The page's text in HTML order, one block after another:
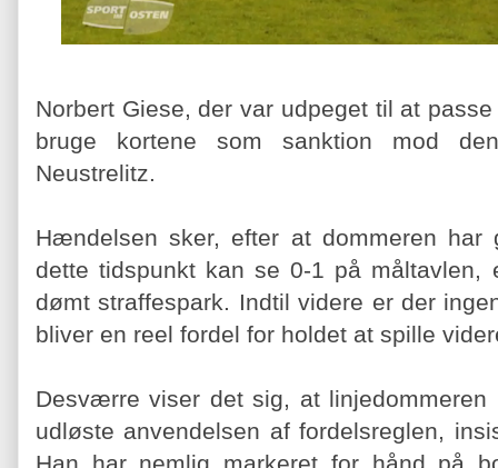
Norbert Giese, der var udpeget til at
bruge kortene som sanktion mod
Neustrelitz.
Hændelsen sker, efter at dommeren har
dette tidspunkt kan se 0-1 på måltavlen,
dømt straffespark. Indtil videre er der
bliver en reel fordel for holdet at spille
Desværre viser det sig, at
udløste anvendelsen af fordelsreglen,
Han har nemlig markeret for hånd på